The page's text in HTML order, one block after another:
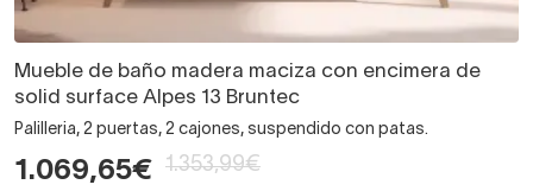
Mueble de baño madera maciza con encimera de
solid surface Alpes 13 Bruntec
Palilleria, 2 puertas, 2 cajones, suspendido con patas.
1.069,65€ 1.353,99€